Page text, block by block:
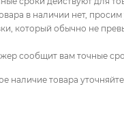
в наличии нет, просим
который обычно не
сообщит вам точные
наличие товара